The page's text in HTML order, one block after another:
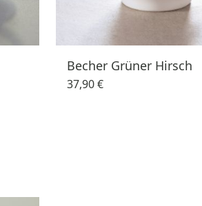
Becher Grüner Hirsch
37,90 €